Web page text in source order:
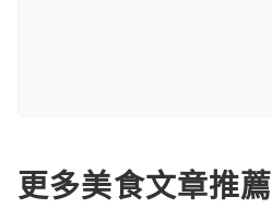
更多美食文章推薦